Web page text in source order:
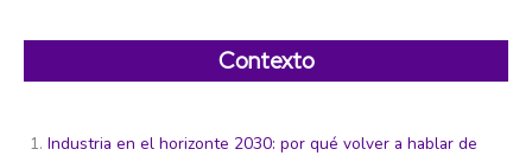
Contexto
Industria en el horizonte 2030: por qué volver a hablar de